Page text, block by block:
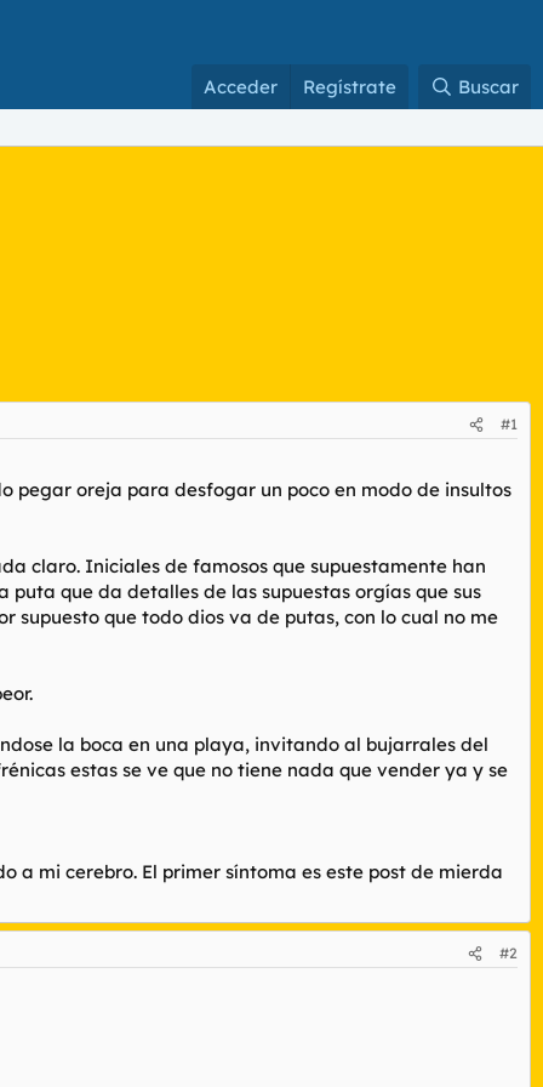
Acceder Regístrate Buscar
#1
pegar oreja para desfogar un poco en modo de insultos
claro. Iniciales de famosos que supuestamente han
que da detalles de las supuestas orgías que sus
supuesto que todo dios va de putas, con lo cual no me
la boca en una playa, invitando al bujarrales del
estas se ve que no tiene nada que vender ya y se
a mi cerebro. El primer síntoma es este post de mierda
#2